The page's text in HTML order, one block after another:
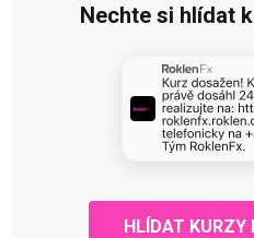
Nechte si hlídat
HLÍDAT KURZY